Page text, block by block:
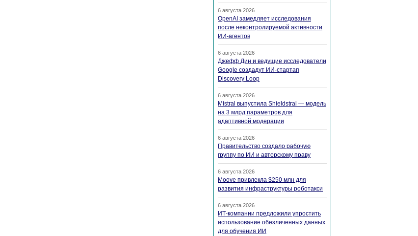
6 августа 2026
OpenAI замедляет исследования
после неконтролируемой активности
ИИ-агентов
6 августа 2026
Джефф Дин и ведущие исследователи
Google создадут ИИ-стартап
Discovery Loop
6 августа 2026
Mistral выпустила Shieldstral — модель
на 3 млрд параметров для
адаптивной модерации
6 августа 2026
Правительство создало рабочую
группу по ИИ и авторскому праву
6 августа 2026
Moove привлекла $250 млн для
развития инфраструктуры роботакси
6 августа 2026
ИТ-компании предложили упростить
использование обезличенных данных
для обучения ИИ